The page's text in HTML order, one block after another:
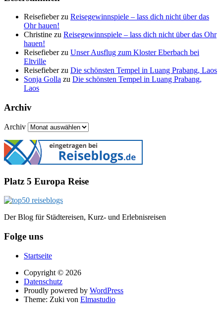
Reisefieberzu Reisegewinnspiele – lass dich nicht über das
Ohr hauen!
Christine zu Reisegewinnspiele – lass dich nicht über das Ohr
hauen!
Reisefieberzu Unser Ausflug zum Kloster Eberbach bei
Eltville
Reisefieberzu Die schönsten Tempel in Luang Prabang, Laos
Sonja Golla zu Die schönsten Tempel in Luang Prabang,
Laos
Archiv
Archiv
Platz 5 Europa Reise
Der Blog für Städtereisen, Kurz- und Erlebnisreisen
Folge uns
Startseite
Copyright © 2026
Datenschutz
Proudly powered by WordPress
Theme: Zuki von Elmastudio